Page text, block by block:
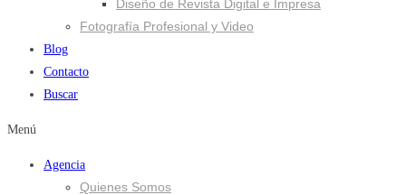
Diseño de Revista Digital e Impresa
Fotografía Profesional y Video
Blog
Contacto
Buscar
Menú
Agencia
Quienes Somos